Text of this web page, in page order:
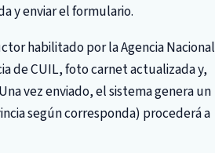
y enviar el formulario.
habilitado por la Agencia Nacional
de CUIL, foto carnet actualizada y,
vez enviado, el sistema genera un
según corresponda) procederá a